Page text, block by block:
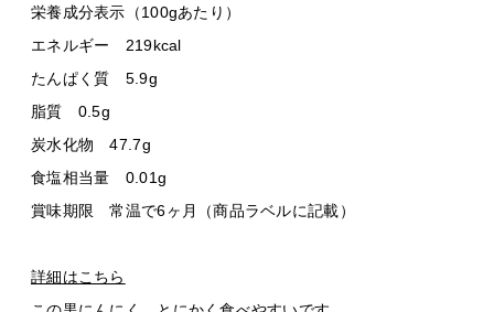
栄養成分表示（100gあたり）
エネルギー 219kcal
たんぱく質 5.9g
脂質 0.5g
炭水化物 47.7g
食塩相当量 0.01g
賞味期限 常温で6ヶ月（商品ラベルに記載）
詳細はこちら